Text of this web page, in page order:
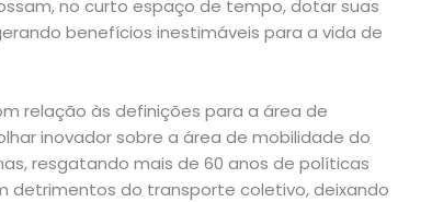
no curto espaço de tempo, dotar suas
benefícios inestimáveis para a vida de
relação às definições para a área de
inovador sobre a área de mobilidade do
resgatando mais de 60 anos de políticas
detrimentos do transporte coletivo, deixando